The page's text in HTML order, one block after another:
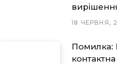
18 ЧЕРВНЯ,
Помилка: